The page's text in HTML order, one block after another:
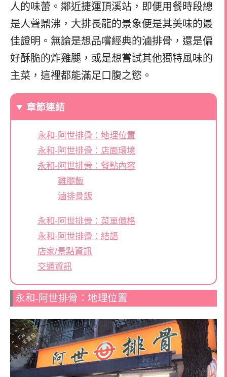
人的味蕾。鄰近捷運頂溪站，即便用餐時段總
是人聲鼎沸，大排長龍的景象便是其美味的最
佳證明。無論是想品嚐經典的滷排骨，還是偏
好酥脆的炸雞腿，或是想嘗試其他獨特風味的
主菜，這裡都能滿足口腹之慾。
章節連結
永和-阿世排骨：地理位置
永和-阿世排骨：店面環境
永和-阿世排骨：餐點內容
雞腿飯
滷排骨飯
永和-阿世排骨：菜單價格
永和-阿世排骨：結語
店家/景點資訊
交通資訊
永和-阿世排骨：地理位置